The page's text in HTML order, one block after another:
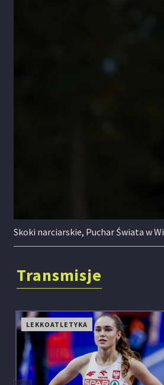
Skoki narciarskie, Puchar Świata w
Transmisje
LEKKOATLETYKA